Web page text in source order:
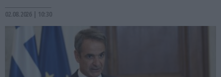
02.08.2026 | 10:30